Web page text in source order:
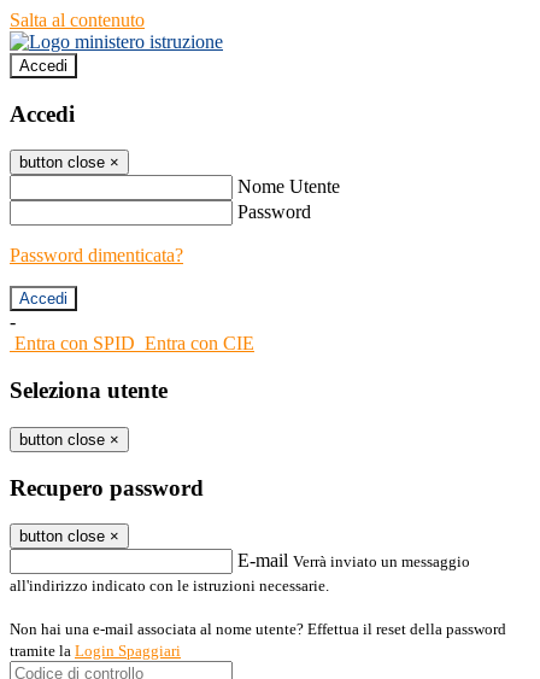
Salta al contenuto
Accedi
Accedi
button close ×
Nome Utente
Password
Password dimenticata?
-
Entra con SPID Entra con CIE
Seleziona utente
button close ×
Recupero password
button close ×
E-mail Verrà inviato un messaggio
all'indirizzo indicato con le istruzioni necessarie.
Non hai una e-mail associata al nome utente? Effettua il reset della password
tramite la Login Spaggiari